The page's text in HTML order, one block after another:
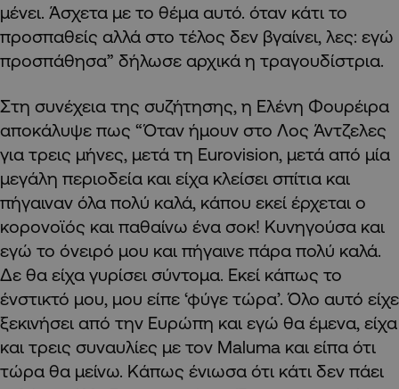
μένει. Άσχετα με το θέμα αυτό. όταν κάτι το
προσπαθείς αλλά στο τέλος δεν βγαίνει, λες: εγώ
προσπάθησα” δήλωσε αρχικά η τραγουδίστρια.
Στη συνέχεια της συζήτησης, η Ελένη Φουρέιρα
αποκάλυψε πως “Όταν ήμουν στο Λος Άντζελες
για τρεις μήνες, μετά τη Eurovision, μετά από μία
μεγάλη περιοδεία και είχα κλείσει σπίτια και
πήγαιναν όλα πολύ καλά, κάπου εκεί έρχεται ο
κορονοϊός και παθαίνω ένα σοκ! Κυνηγούσα και
εγώ το όνειρό μου και πήγαινε πάρα πολύ καλά.
Δε θα είχα γυρίσει σύντομα. Εκεί κάπως το
ένστικτό μου, μου είπε ‘φύγε τώρα’. Όλο αυτό είχε
ξεκινήσει από την Ευρώπη και εγώ θα έμενα, είχα
και τρεις συναυλίες με τον Maluma και είπα ότι
τώρα θα μείνω. Κάπως ένιωσα ότι κάτι δεν πάει